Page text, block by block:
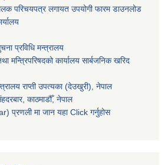
परिचयपत्र लगायत उपयोगी फारम डाउनलोड
प्रविधि मन्त्रालय
मन्त्रिपरिषदको कार्यालय सार्बजनिक खरिद
राप्ती उपत्यका (देउखुरी), नेपाल
काठमाडौँ, नेपाल
प्रणली मा जान यहा Click गर्नुहोस